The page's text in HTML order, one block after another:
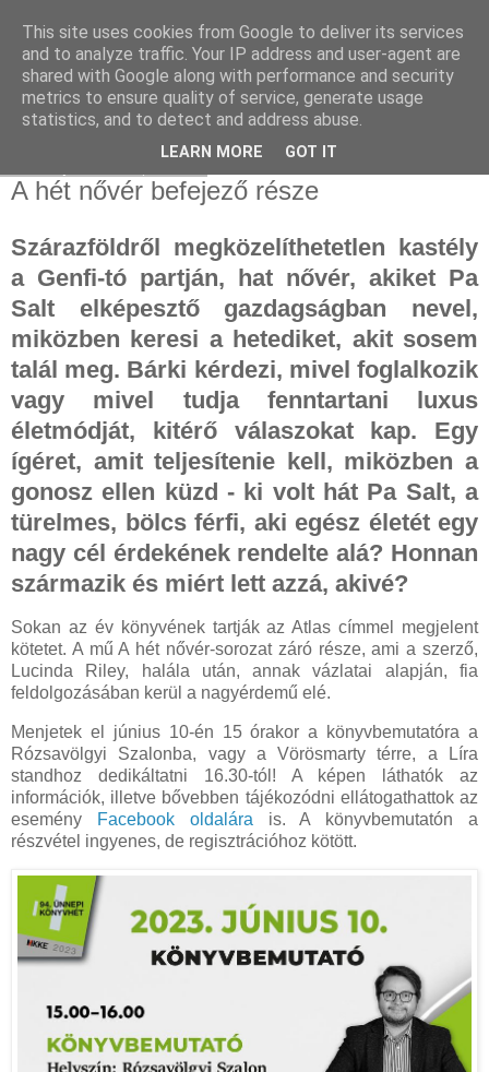
A hét nővér befejező része
Szárazföldről megközelíthetetlen kastély
a Genfi-tó partján, hat nővér, akiket Pa
Salt elképesztő gazdagságban nevel,
miközben keresi a hetediket, akit sosem
talál meg. Bárki kérdezi, mivel foglalkozik
vagy mivel tudja fenntartani luxus
életmódját, kitérő válaszokat kap. Egy
ígéret, amit teljesítenie kell, miközben a
gonosz ellen küzd - ki volt hát Pa Salt, a
türelmes, bölcs férfi, aki egész életét egy
nagy cél érdekének rendelte alá? Honnan
származik és miért lett azzá, akivé?
Sokan az év könyvének tartják az Atlas címmel megjelent
kötetet. A mű A hét nővér-sorozat záró része, ami a szerző,
Lucinda Riley, halála után, annak vázlatai alapján, fia
feldolgozásában kerül a nagyérdemű elé.
Menjetek el június 10-én 15 órakor a könyvbemutatóra a
Rózsavölgyi Szalonba, vagy a Vörösmarty térre, a Líra
standhoz dedikáltatni 16.30-tól! A képen láthatók az
információk, illetve bővebben tájékozódni ellátogathattok az
esemény
Facebook oldalára is. A könyvbemutatón a
részvétel ingyenes, de regisztrációhoz kötött.
This site uses cookies from Google to deliver its services
and to analyze traffic. Your IP address and user-agent are
shared with Google along with performance and security
metrics to ensure quality of service, generate usage
statistics, and to detect and address abuse.
LEARN MORE GOT IT